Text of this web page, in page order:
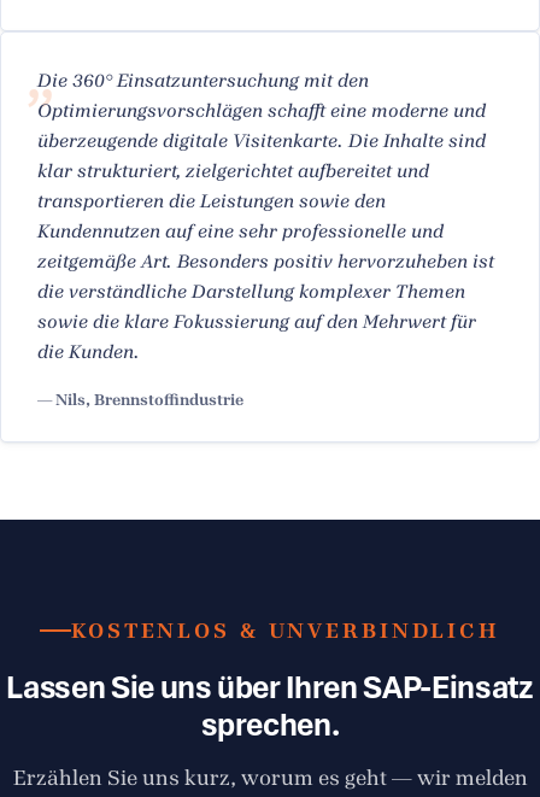
Die 360° Einsatzuntersuchung mit den
Optimierungsvorschlägen schafft eine moderne und
überzeugende digitale Visitenkarte. Die Inhalte sind
klar strukturiert, zielgerichtet aufbereitet und
transportieren die Leistungen sowie den
Kundennutzen auf eine sehr professionelle und
zeitgemäße Art. Besonders positiv hervorzuheben ist
die verständliche Darstellung komplexer Themen
sowie die klare Fokussierung auf den Mehrwert für
die Kunden.
— Nils, Brennstoffindustrie
KOSTENLOS & UNVERBINDLICH
Lassen Sie uns über Ihren SAP-Einsatz
sprechen.
Erzählen Sie uns kurz, worum es geht — wir melden